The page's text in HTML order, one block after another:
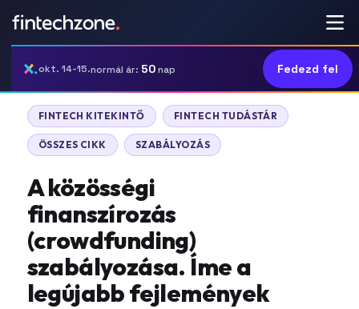
okt. 14-15.normál ár: 50nap Fedezd fel
FINTECH KITEKINTŐ FINTECH TUDÁSTÁR
ÖSSZES CIKK SZABÁLYOZÁS
A közösségi
finanszírozás
(crowdfunding)
szabályozása. Íme a
legújabb fejlemények